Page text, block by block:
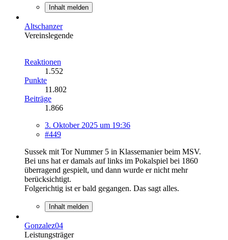
Inhalt melden
Altschanzer
Vereinslegende
Reaktionen
1.552
Punkte
11.802
Beiträge
1.866
3. Oktober 2025 um 19:36
#449
Sussek mit Tor Nummer 5 in Klassemanier beim MSV.
Bei uns hat er damals auf links im Pokalspiel bei 1860
überragend gespielt, und dann wurde er nicht mehr
berücksichtigt.
Folgerichtig ist er bald gegangen. Das sagt alles.
Inhalt melden
Gonzalez04
Leistungsträger